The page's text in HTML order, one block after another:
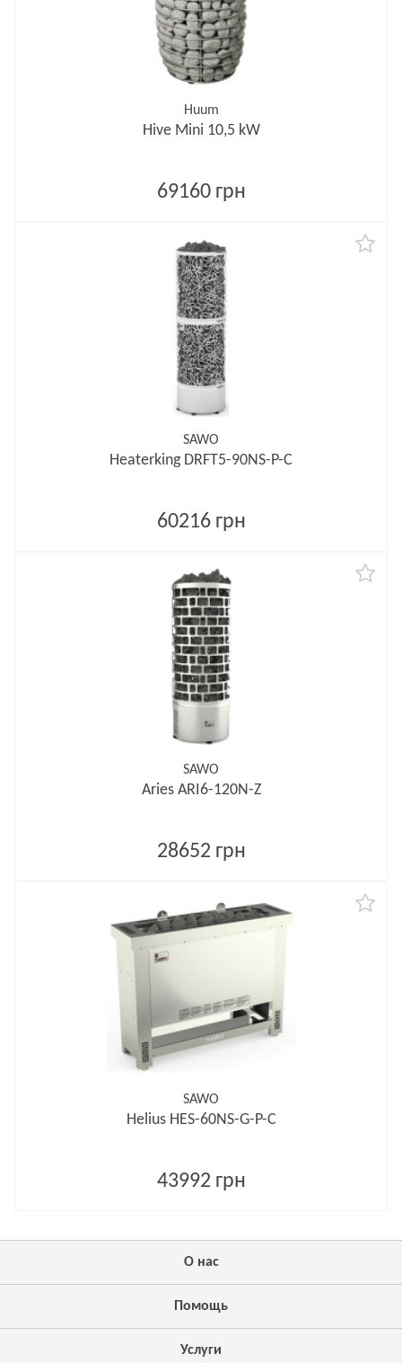
Huum
Hive Mini 10,5 kW
69160 грн
SAWO
Heaterking DRFT5-90NS-P-C
60216 грн
SAWO
Aries ARI6-120N-Z
28652 грн
SAWO
Helius HES-60NS-G-P-C
43992 грн
О нас
Помощь
Услуги